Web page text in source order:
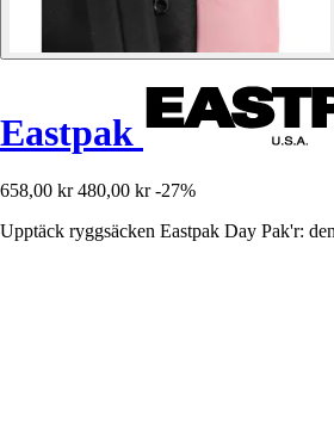
Eastpak
658,00 kr 480,00 kr -27%
Upptäck ryggsäcken Eastpak Day Pak'r: